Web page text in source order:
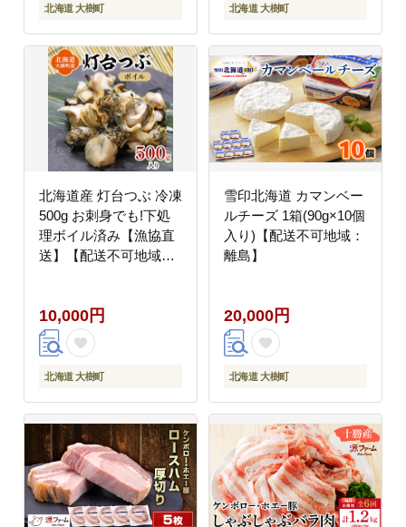
北海道 大樹町 北海道 大樹町
北海道産 灯台つぶ 冷凍
500g お刺身でも!下処
理ボイル済み【漁協直
送】【配送不可地域：
10,000円
北海道 大樹町
雪印北海道 カマンベー
ルチーズ 1箱(90g×10個
入り)【配送不可地域：
離島】
20,000円
北海道 大樹町